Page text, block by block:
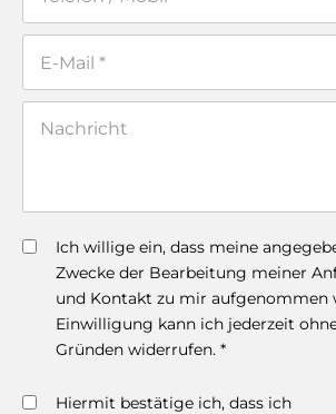
Ich willige ein, dass meine
Zwecke der Bearbeitung meiner
und Kontakt zu mir aufgenommen
Einwilligung kann ich jederzeit
Gründen widerrufen. *
Hiermit bestätige ich, dass ich